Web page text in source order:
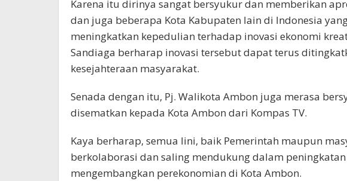
Karena itu dirinya sangat bersyukur dan memberikan
dan juga beberapa Kota Kabupaten lain di Indonesia
meningkatkan kepedulian terhadap inovasi ekonomi
Sandiaga berharap inovasi tersebut dapat terus
kesejahteraan masyarakat.
Senada dengan itu, Pj. Walikota Ambon juga merasa
disematkan kepada Kota Ambon dari Kompas TV.
Kaya berharap, semua lini, baik Pemerintah maupun
berkolaborasi dan saling mendukung dalam
mengembangkan perekonomian di Kota Ambon.